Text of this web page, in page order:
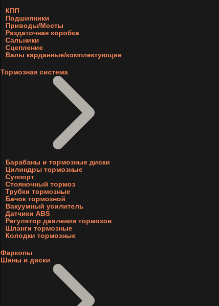
КПП
Подшипники
Приводы/Мосты
Раздаточная коробка
Сальники
Сцепление
Валы карданные/комплектующие
Тормозная система
Барабаны и тормозные диски
Цилиндры тормозные
Суппорт
Стояночный тормоз
Трубки тормозные
Бачок тормозной
Вакуумный усилитель
Датчики ABS
Регулятор давления тормозов
Шланги тормозные
Колодки тормозные
Фаркопы
Шины и диски